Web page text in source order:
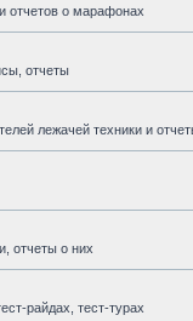
отчетов о марафонах
отчеты
лежачей техники и
отчеты о них
райдах, тест-турах